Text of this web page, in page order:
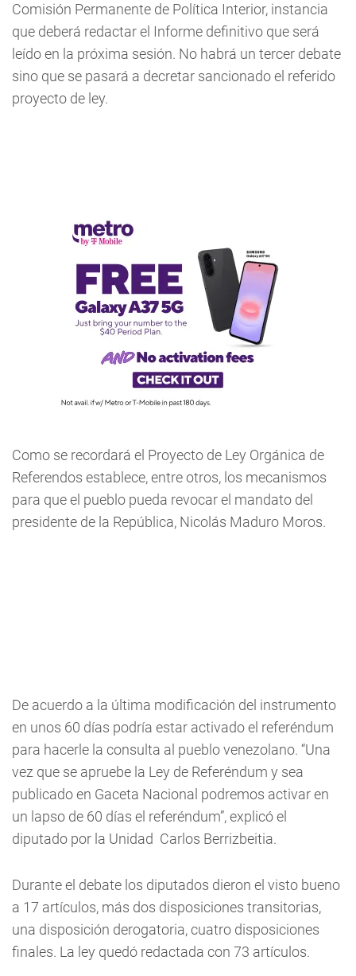
Comisión Permanente de Política Interior, instancia
que deberá redactar el Informe definitivo que será
leído en la próxima sesión. No habrá un tercer debate
sino que se pasará a decretar sancionado el referido
proyecto de ley.
Como se recordará el Proyecto de Ley Orgánica de
Referendos establece, entre otros, los mecanismos
para que el pueblo pueda revocar el mandato del
presidente de la República, Nicolás Maduro Moros.
De acuerdo a la última modificación del instrumento
en unos 60 días podría estar activado el referéndum
para hacerle la consulta al pueblo venezolano. “Una
vez que se apruebe la Ley de Referéndum y sea
publicado en Gaceta Nacional podremos activar en
un lapso de 60 días el referéndum”, explicó el
diputado por la Unidad Carlos Berrizbeitia.
Durante el debate los diputados dieron el visto bueno
a 17 artículos, más dos disposiciones transitorias,
una disposición derogatoria, cuatro disposiciones
finales. La ley quedó redactada con 73 artículos.